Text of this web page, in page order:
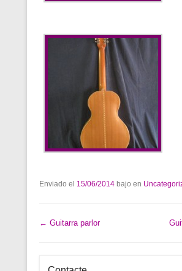
Enviado el 15/06/2014 bajo en
Post navigation
← Guitarra parlor